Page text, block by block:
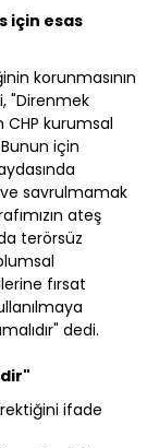
için esas
korunmasının
"Direnmek
CHP kurumsal
için
savrulmamak
ateş
terörsüz
fırsat
dedi.
ifade